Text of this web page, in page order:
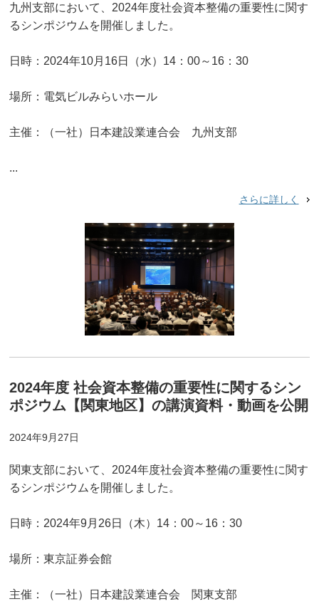
九州支部において、2024年度社会資本整備の重要性に関す
るシンポジウムを開催しました。
日時：2024年10月16日（水）14：00～16：30
場所：電気ビルみらいホール
主催：（一社）日本建設業連合会 九州支部
...
さらに詳しく
2024年度 社会資本整備の重要性に関するシン
ポジウム【関東地区】の講演資料・動画を公開
2024年9月27日
関東支部において、2024年度社会資本整備の重要性に関す
るシンポジウムを開催しました。
日時：2024年9月26日（木）14：00～16：30
場所：東京証券会館
主催：（一社）日本建設業連合会 関東支部